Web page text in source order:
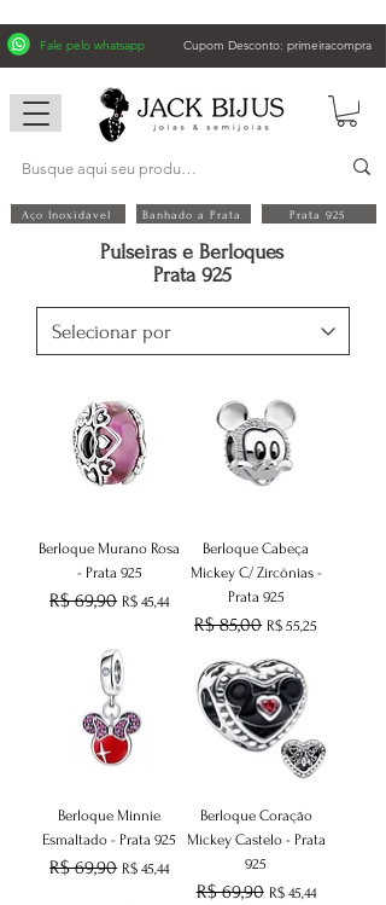
Fale pelo whatsapp Cupom Desconto: primeiracompra
Aço Inoxidável Banhado a Prata Prata 925
Pulseiras e Berloques
Prata 925
Berloque Murano Rosa
- Prata 925
Preço normal
R$ 69,90 Preço promocional
R$ 45,44
Berloque Cabeça
Mickey C/ Zircônias -
Prata 925
Preço normal
R$ 85,00 Preço promocional
R$ 55,25
Berloque Minnie
Esmaltado - Prata 925
Preço normal
R$ 69,90 Preço promocional
R$ 45,44
Berloque Coração
Mickey Castelo - Prata
925
Preço normal
R$ 69,90 Preço promocional
R$ 45,44